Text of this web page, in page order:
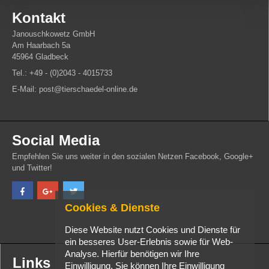
Kontakt
Janouschkowetz GmbH
Am Haarbach 5a
45964 Gladbeck
Tel.: +49 - (0)2043 - 4015733
E-Mail: post@tierschaedel-online.de
Social Media
Empfehlen Sie uns weiter in den sozialen Netzen Facebook, Google+
und Twitter!
Links
Cookies & Dienste
Diese Website nutzt Cookies und Dienste für
ein besseres User-Erlebnis sowie für Web-
Analyse. Hierfür benötigen wir Ihre
Einwilligung. Sie können Ihre Einwilligung